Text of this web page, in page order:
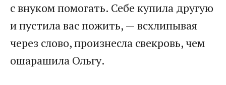
с внуком помогать. Себе купила другую
и пустила вас пожить, — всхлипывая
через слово, произнесла свекровь, чем
ошарашила Ольгу.